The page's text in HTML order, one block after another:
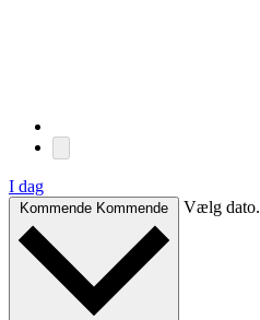
I dag
Kommende Kommende Vælg dato.